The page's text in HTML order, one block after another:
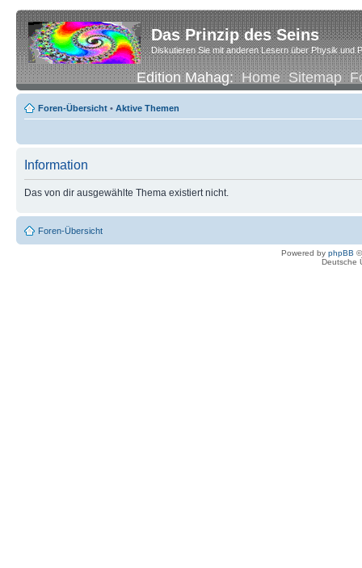
Das Prinzip des Seins
Diskutieren Sie mit anderen Lesern über Physik und
Edition Mahag:Home Sitemap
Foren-Übersicht • Aktive Themen
Information
Das von dir ausgewählte Thema existiert nicht.
Foren-Übersicht
Powered by phpBB
Deutsche